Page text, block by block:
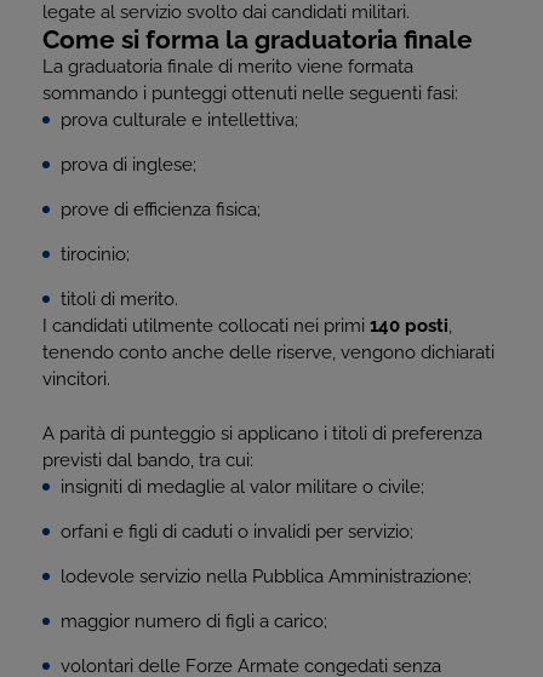
legate al servizio svolto dai candidati militari.
Come si forma la graduatoria finale
La graduatoria finale di merito viene formata
sommando i punteggi ottenuti nelle seguenti fasi:
prova culturale e intellettiva;
prova di inglese;
prove di efficienza fisica;
tirocinio;
titoli di merito.
I candidati utilmente collocati nei primi 140 posti,
tenendo conto anche delle riserve, vengono dichiarati
vincitori.
A parità di punteggio si applicano i titoli di preferenza
previsti dal bando, tra cui:
insigniti di medaglie al valor militare o civile;
orfani e figli di caduti o invalidi per servizio;
lodevole servizio nella Pubblica Amministrazione;
maggior numero di figli a carico;
volontari delle Forze Armate congedati senza